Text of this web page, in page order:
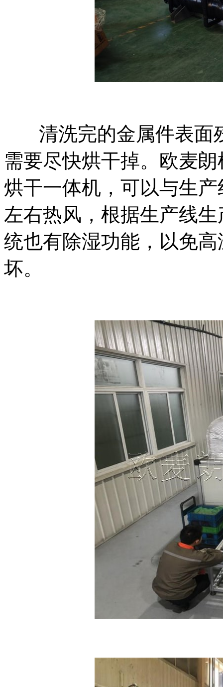
清洗完的金属件表面
需要尽快烘干掉。欧麦
烘干一体机，可以与生
左右热风，根据生产线
统也有除湿功能，以免
坏。